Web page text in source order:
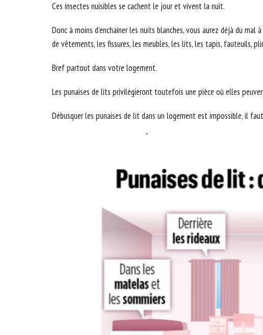
Ces insectes nuisibles se cachent le jour et vivent la nuit.
Donc à moins d’enchainer les nuits blanches, vous aurez déjà du
de vêtements, les fissures, les meubles, les lits, les tapis, fauteuils,
Bref partout dans votre logement.
Les punaises de lits privilégieront toutefois une pièce où elles
Débusquer les punaises de lit dans un logement est impossible, il